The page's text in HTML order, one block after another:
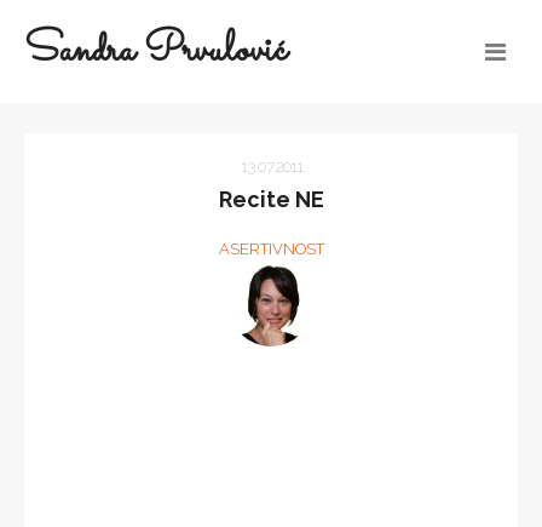
Sandra Prvulović
13.07.2011.
Recite NE
ASERTIVNOST